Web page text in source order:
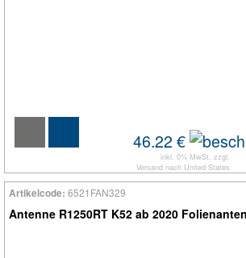
46.22 €
inkl. 0% MwSt. zzgl.
Versand nach United States
Artikelcode: 6521FAN329
Antenne R1250RT K52 ab 2020